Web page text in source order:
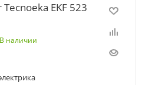
EKF 523
В наличии